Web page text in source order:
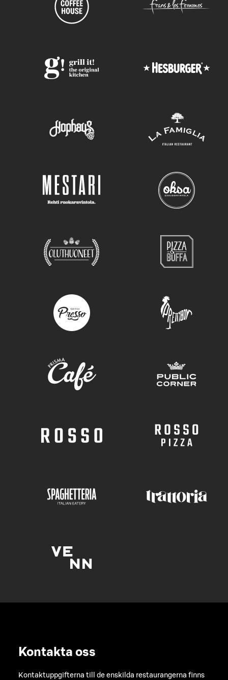
Kontakta oss
Kontaktuppgifterna till de enskilda restaurangerna finns